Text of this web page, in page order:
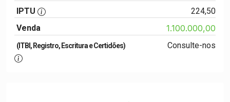
IPTU
224,50
Venda
1.100.000,00
(ITBI, Registro, Escritura e Certidões) Consulte-nos